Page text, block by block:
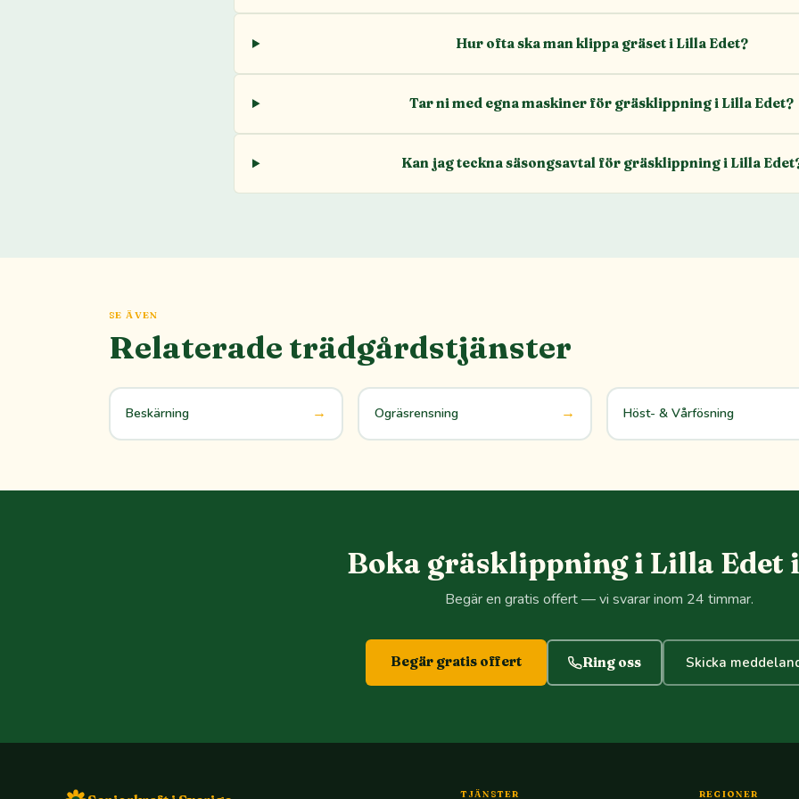
Hur ofta ska man klippa gräset i Lilla Edet?
Tar ni med egna maskiner för gräsklippning i Lilla Edet?
Kan jag teckna säsongsavtal för gräsklippning i Lilla
SE ÄVEN
Relaterade trädgårdstjänster
Beskärning → Ogräsrensning → Höst- & Vårfösning
Boka gräsklippning i Lilla Edet
Begär en gratis offert — vi svarar inom 24 timmar.
Begär gratis offert Ring oss Skicka
TJÄNSTER REGIONER